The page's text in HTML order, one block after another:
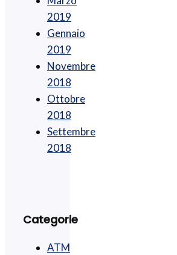
2019
Gennaio
2019
Novembre
2018
Ottobre
2018
Settembre
2018
Categorie
ATM